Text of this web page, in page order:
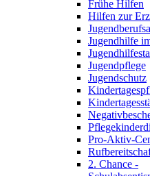
Frühe Hilfen
Hilfen zur
Jugendhilfe
Jugendpflege
Jugendschutz
Pro-Aktiv-
2. Chance -